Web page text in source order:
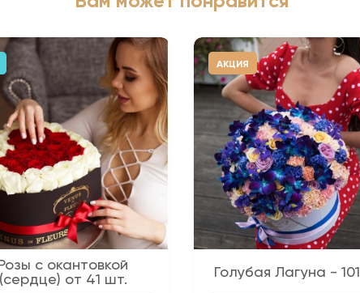
с окантовкой
(сердце) от 41 шт.
АКЦИЯ
Голубая Лагуна -